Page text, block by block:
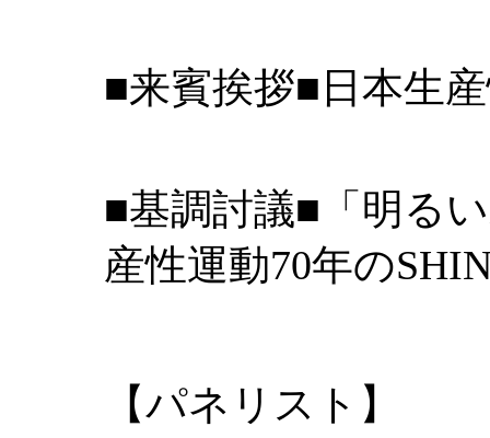
■来賓挨拶■日本
■基調討議■「明る
産性運動70年の
【パネ